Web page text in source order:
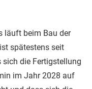
läuft beim Bau der
spätestens seit
die Fertigstellung
im Jahr 2028 auf